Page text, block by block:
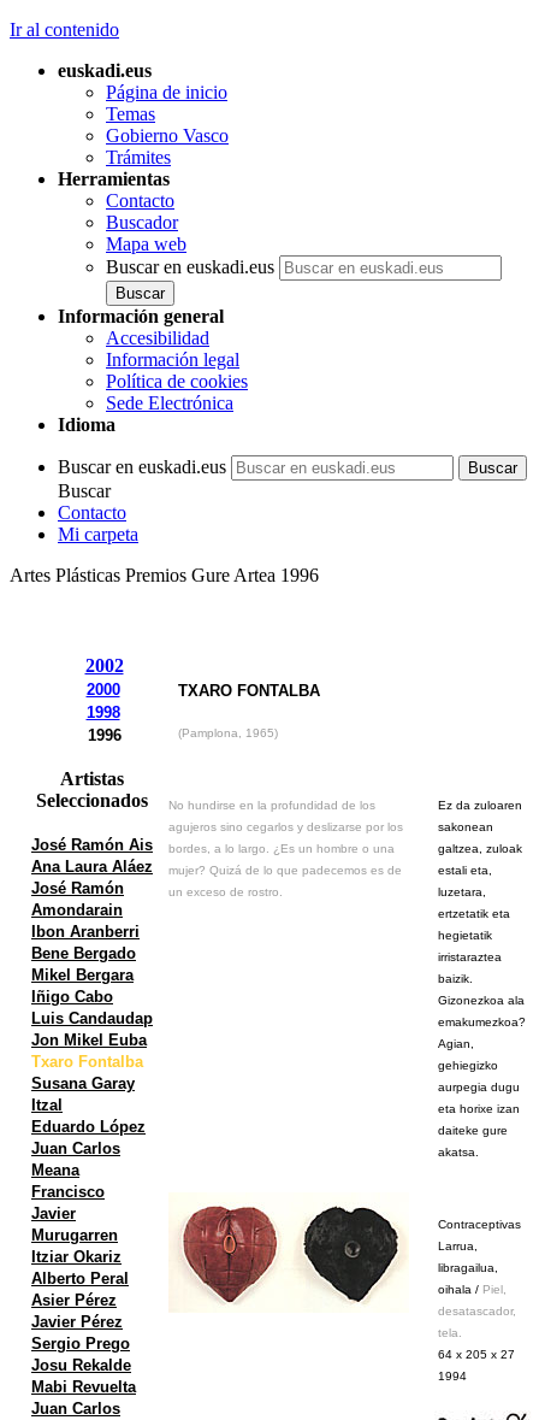
Ir al contenido
euskadi.eus
Página de inicio
Temas
Gobierno Vasco
Trámites
Herramientas
Contacto
Buscador
Mapa web
Buscar en euskadi.eus
Información general
Accesibilidad
Información legal
Política de cookies
Sede Electrónica
Idioma
Buscar en euskadi.eus
Buscar
Contacto
Mi carpeta
Artes Plásticas Premios Gure Artea 1996
2002
2000
1998
1996
Artistas
Seleccionados
José Ramón Ais
Ana Laura Aláez
José Ramón
Amondarain
Ibon Aranberri
Bene Bergado
Mikel Bergara
Iñigo Cabo
Luis Candaudap
Jon Mikel Euba
Txaro Fontalba
Susana Garay
Itzal
Eduardo López
Juan Carlos
Meana
Francisco
Javier
Murugarren
Itziar Okariz
Alberto Peral
Asier Pérez
Javier Pérez
Sergio Prego
Josu Rekalde
Mabi Revuelta
Juan Carlos
TXARO FONTALBA
(Pamplona, 1965)
No hundirse en la profundidad de los
agujeros sino cegarlos y deslizarse por los
bordes, a lo largo. ¿Es un hombre o una
mujer? Quizá de lo que padecemos es de
un exceso de rostro.
Ez da zuloaren
sakonean
galtzea, zuloak
estali eta,
luzetara,
ertzetatik eta
hegietatik
irristaraztea
baizik.
Gizonezkoa ala
emakumezkoa?
Agian,
gehiegizko
aurpegia dugu
eta horixe izan
daiteke gure
akatsa.
Contraceptivas
Larrua,
libragailua,
oihala / Piel,
desatascador,
tela.
64 x 205 x 27
1994